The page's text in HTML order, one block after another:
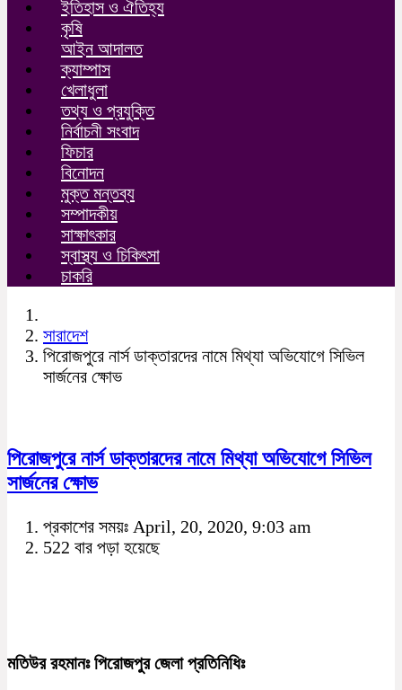
ইতিহাস ও ঐতিহ্য
কৃষি
আইন আদালত
ক্যাম্পাস
খেলাধুলা
তথ্য ও প্রযুক্তি
নির্বাচনী সংবাদ
ফিচার
বিনোদন
মুক্ত মন্তব্য
সম্পাদকীয়
সাক্ষাৎকার
স্বাস্থ্য ও চিকিৎসা
চাকরি
সারাদেশ
পিরোজপুরে নার্স ডাক্তারদের নামে মিথ্যা অভিযোগে সিভিল
সার্জনের ক্ষোভ
পিরোজপুরে নার্স ডাক্তারদের নামে মিথ্যা অভিযোগে সিভিল
সার্জনের ক্ষোভ
প্রকাশের সময়ঃ April, 20, 2020, 9:03 am
522 বার পড়া হয়েছে
মতিউর রহমানঃ পিরোজপুর জেলা প্রতিনিধিঃ